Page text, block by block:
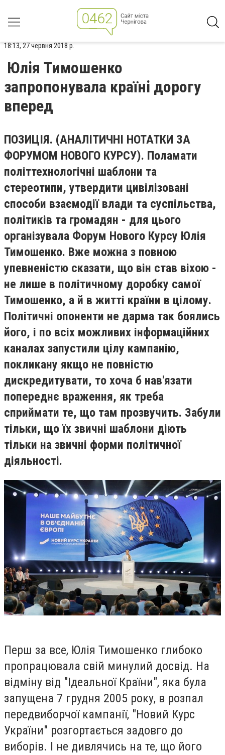
18:13, 27 червня 2018 р.
Юлія Тимошенко
запропонувала країні дорогу
вперед
ПОЗИЦІЯ. (АНАЛІТИЧНІ НОТАТКИ ЗА
ФОРУМОМ НОВОГО КУРСУ). Поламати
політтехнологічні шаблони та
стереотипи, утвердити цивілізовані
способи взаємодії влади та суспільства,
політиків та громадян - для цього
організувала Форум Нового Курсу Юлія
Тимошенко. Вже можна з повною
упевненістю сказати, що він став віхою -
не лише в політичному доробку самої
Тимошенко, а й в житті країни в цілому.
Політичні опоненти не дарма так боялись
його, і по всіх можливих інформаційних
каналах запустили цілу кампанію,
покликану якщо не повністю
дискредитувати, то хоча б нав'язати
попереднє враження, як треба
сприймати те, що там прозвучить. Забули
тільки, що їх звичні шаблони діють
тільки на звичні форми політичної
діяльності.
Перш за все, Юлія Тимошенко глибоко
пропрацювала свій минулий досвід. На
відміну від "Ідеальної Країни", яка була
запущена 7 грудня 2005 року, в розпал
передвиборчої кампанії, "Новий Курс
України" розгортається задовго до
виборів. І не дивлячись на те, що його